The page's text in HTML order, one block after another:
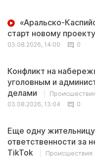
«Аральско-
старт новому
03.08.2026, 14:00
0
Конфликт на
уголовным и
делами
03.08.2026, 13:04
0
Еще одну
ответственности за
TikTok
Происшествия